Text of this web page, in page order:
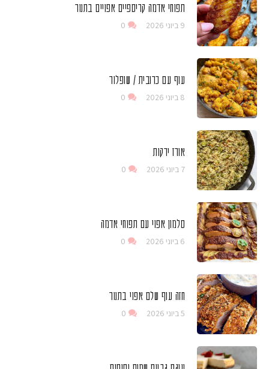
תפוחי אדמה קריספיים אפויים בתנור
9 ביוני 2026 0
עוף עם כרובית / שופלור
8 ביוני 2026 0
אורז ירקות
7 ביוני 2026 0
סלמון אפוי עם תפוחי אדמה
6 ביוני 2026 0
חזה עוף שלם אפוי בתנור
5 ביוני 2026 0